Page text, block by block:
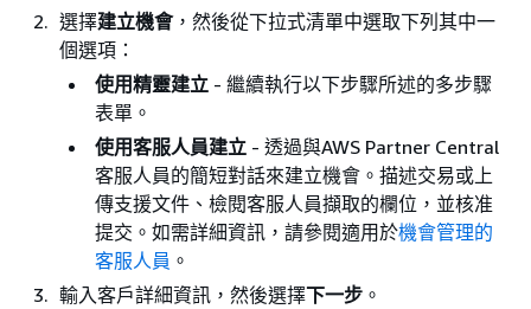
選擇建立機會，然後從下拉式清單中選取下列其中一
個選項：
使用精靈建立 - 繼續執行以下步驟所述的多步驟
表單。
使用客服人員建立 - 透過與AWS Partner Central
客服人員的簡短對話來建立機會。描述交易或上
傳支援文件、檢閱客服人員擷取的欄位，並核准
提交。如需詳細資訊，請參閱適用於機會管理的
客服人員 。
輸入客戶詳細資訊，然後選擇下一步 。